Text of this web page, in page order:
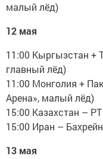
малый лёд)
12 мая
11:00 Кыргызстан +
главный лёд)
11:00 Монголия +
Арена», малый лёд)
15:00 Казахстан –
15:00 Иран –
13 мая